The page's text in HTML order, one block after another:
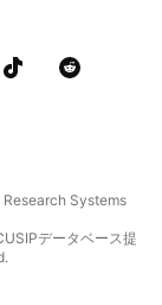
Systems
データベース提